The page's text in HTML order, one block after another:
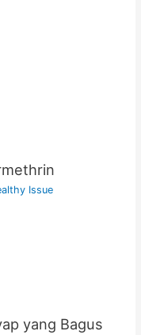
Issue
yang Bagus